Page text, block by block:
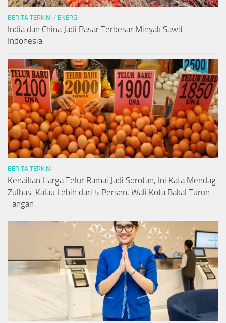
BERITA TERKINI / ENERGI
India dan China Jadi Pasar Terbesar Minyak Sawit
Indonesia
BERITA TERKINI
Kenaikan Harga Telur Ramai Jadi Sorotan, Ini Kata Mendag
Zulhas: Kalau Lebih dari 5 Persen, Wali Kota Bakal Turun
Tangan